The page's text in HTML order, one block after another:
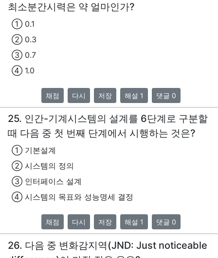
최소분간시력은 약 얼마인가?
① 0.1
② 0.3
③ 0.7
④ 1.0
채점 다시 저장 해설 1 댓글 0
25. 인간-기계시스템의 설계를 6단계로 구분할
때 다음 중 첫 번째 단계에서 시행하는 것은?
① 기본설계
② 시스템의 정의
③ 인터페이스 설계
④ 시스템의 목표와 성능명세 결정
채점 다시 저장 해설 1 댓글 0
26. 다음 중 변화감지역(JND: Just noticeable